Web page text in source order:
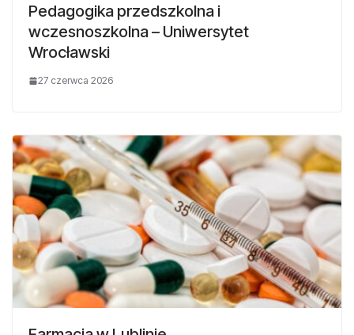
Pedagogika przedszkolna i
wczesnoszkolna – Uniwersytet
Wrocławski
27 czerwca 2026